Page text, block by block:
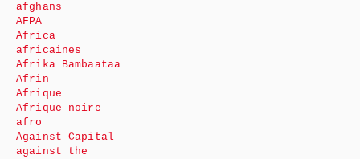
afghans
AFPA
Africa
africaines
Afrika Bambaataa
Afrin
Afrique
Afrique noire
afro
Against Capital
against the